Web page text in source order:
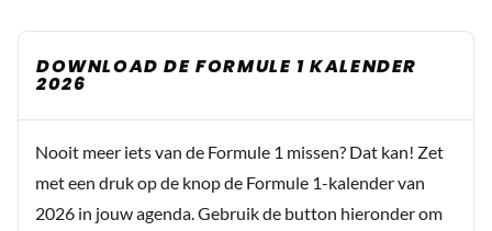
DOWNLOAD DE FORMULE 1 KALENDER
2026
Nooit meer iets van de Formule 1 missen? Dat kan! Zet
met een druk op de knop de Formule 1-kalender van
2026 in jouw agenda. Gebruik de button hieronder om